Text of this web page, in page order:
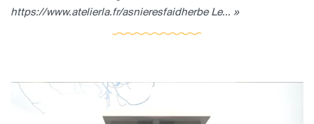
https://www.atelierla.fr/asnieresfaidherbe Le... »